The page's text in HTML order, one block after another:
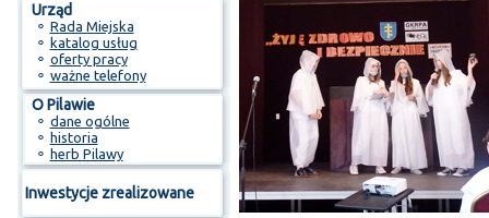
Urząd
⚬ Rada Miejska
⚬ katalog usług
⚬ oferty pracy
⚬ ważne telefony
O Pilawie
⚬ dane ogólne
⚬ historia
⚬ herb Pilawy
Inwestycje zrealizowane